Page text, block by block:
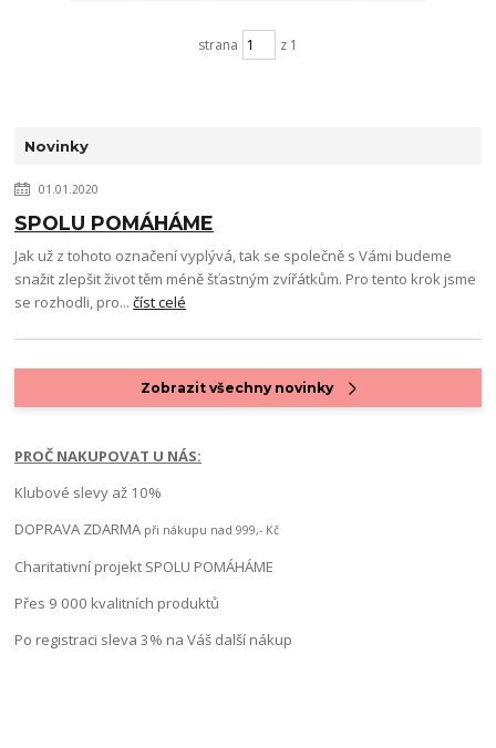
strana z 1
Novinky
01.01.2020
SPOLU POMÁHÁME
Jak už z tohoto označení vyplývá, tak se společně s Vámi budeme
snažit zlepšit život těm méně šťastným zvířátkům. Pro tento krok jsme
se rozhodli, pro...číst celé
Zobrazit všechny novinky
PROČ NAKUPOVAT U NÁS:
Klubové slevy až 10%
DOPRAVA ZDARMA při nákupu nad 999,- Kč
Charitativní projekt SPOLU POMÁHÁME
Přes 9 000 kvalitních produktů
Po registraci sleva 3% na Váš další nákup